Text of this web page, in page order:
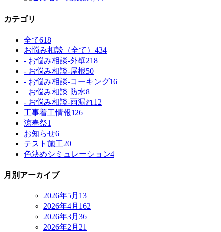
カテゴリ
全て618
お悩み相談（全て） 434
- お悩み相談-外壁218
- お悩み相談-屋根50
- お悩み相談-コーキング16
- お悩み相談-防水8
- お悩み相談-雨漏れ12
工事着工情報126
涼春祭1
お知らせ6
テスト施工20
色決めシミュレーション4
月別アーカイブ
2026年5月 13
2026年4月 162
2026年3月 36
2026年2月 21